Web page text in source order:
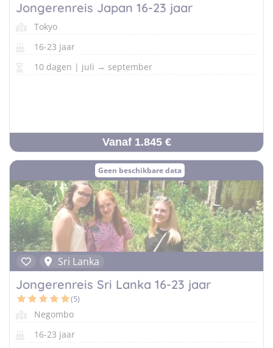
Malta
Nederland
Buitenland
Surfkampen Buitenland
Surfkampen 18+
Taalvakanties Duits
Taalvakanties Italiaans
Jongerenreis Japan 16-23 jaar
Tokyo
16-23 jaar
10 dagen | juli → september
Vanaf 1.845 €
Geen beschikbare data
Sri Lanka
Jongerenreis Sri Lanka 16-23 jaar
(5)
Negombo
16-23 jaar